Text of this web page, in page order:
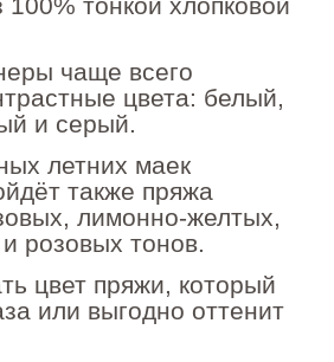
чаще всего
цвета: белый,
и серый.
летних маек
также пряжа
лимонно-желтых,
розовых тонов.
цвет пряжи, который
или выгодно оттенит